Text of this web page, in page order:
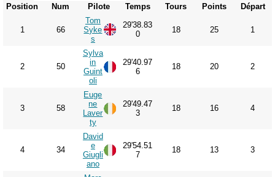
Position Num Pilote Temps Tours Points Départ
1 66
Tom
Syke
s
29'38.83
0
18 25 1
2 50
Sylva
in
Guint
oli
29'40.97
6
18 20 2
3 58
Euge
ne
Laver
ty
29'49.47
3
18 16 4
4 34
David
e
Giugli
ano
29'54.51
7
18 13 3